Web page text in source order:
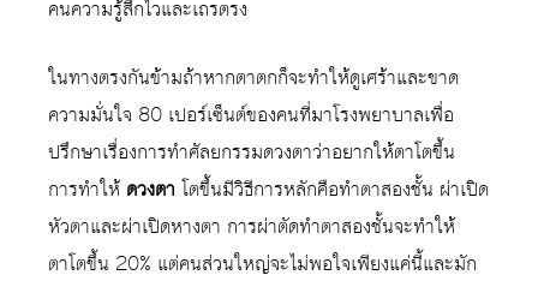
คนความรู้สึกไวและเถรตรง
ในทางตรงกันข้ามถ้าหากตาตกก็จะทำให้ดูเศร้าและขาด
ความมั่นใจ 80 เปอร์เซ็นต์ของคนที่มาโรงพยาบาลเพื่อ
ปรึกษาเรื่องการทำศัลยกรรมดวงตาว่าอยากให้ตาโตขึ้น
การทำให้ ดวงตา โตขึ้นมีวิธีการหลักคือทำตาสองชั้น ผ่าเปิด
หัวตาและผ่าเปิดหางตา การผ่าตัดทำตาสองชั้นจะทำให้
ตาโตขึ้น 20% แต่คนส่วนใหญ่จะไม่พอใจเพียงแค่นี้และมัก